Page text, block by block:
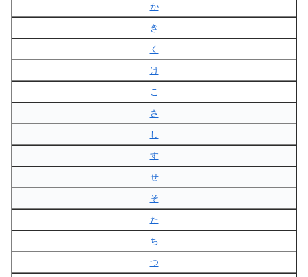
か
き
く
け
こ
さ
し
す
せ
そ
た
ち
つ